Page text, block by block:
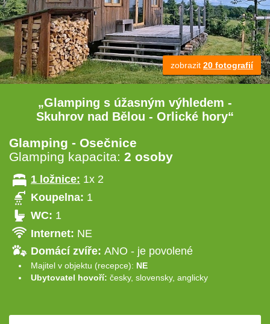
zobrazit 20 fotografií
„Glamping s úžasným výhledem -
Skuhrov nad Bělou - Orlické hory“
Glamping - Osečnice
Glamping kapacita: 2 osoby
1 ložnice: 1x 2
Koupelna: 1
WC: 1
Internet: NE
Domácí zvíře: ANO - je povolené
Majitel v objektu (recepce): NE
Ubytovatel hovoří: česky, slovensky, anglicky